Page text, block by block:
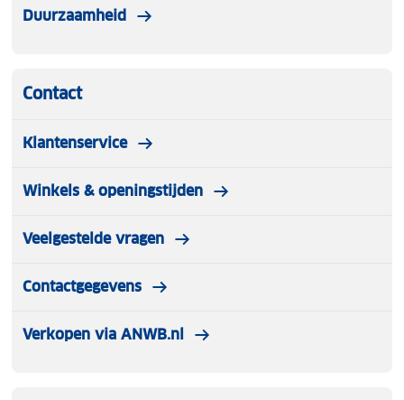
Duurzaamheid
Contact
Klantenservice
Winkels & openingstijden
Veelgestelde vragen
Contactgegevens
Verkopen via ANWB.nl